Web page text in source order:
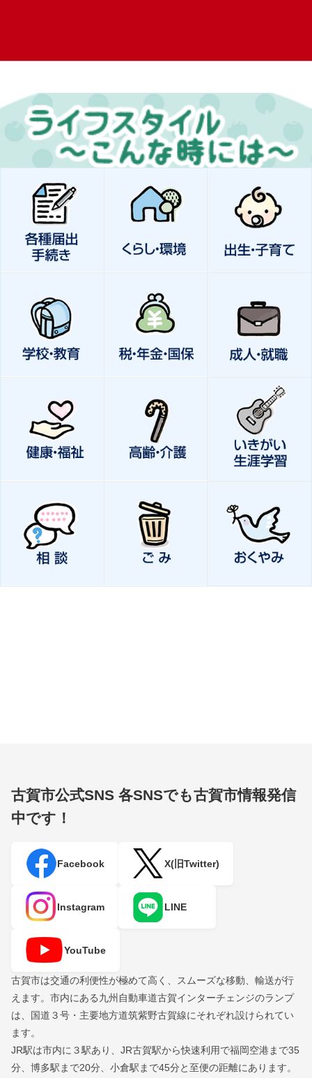
古賀市公式SNS 各SNSでも古賀市情報発信
中です！
Facebook X(旧Twitter)
Instagram LINE
YouTube
古賀市は交通の利便性が極めて高く、スムーズな移動、輸送が行
えます。市内にある九州自動車道古賀インターチェンジのランプ
は、国道３号・主要地方道筑紫野古賀線にそれぞれ設けられてい
ます。
JR駅は市内に３駅あり、JR古賀駅から快速利用で福岡空港まで35
分、博多駅まで20分、小倉駅まで45分と至便の距離にあります。